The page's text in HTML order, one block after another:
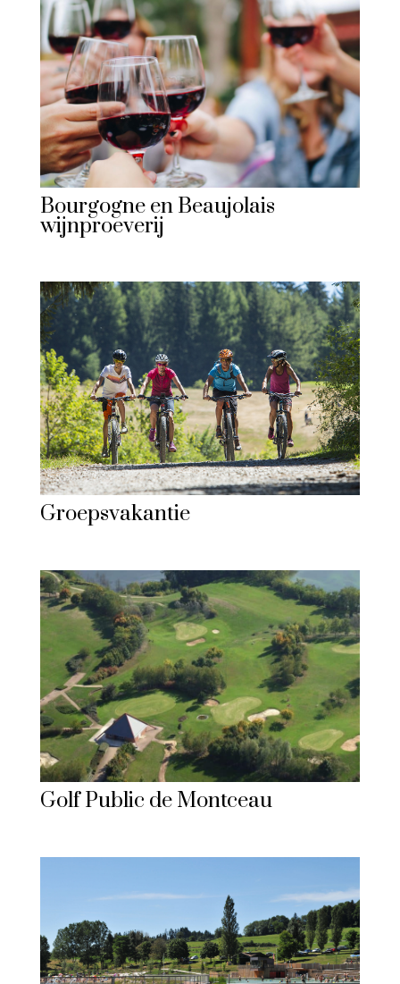
Bourgogne en Beaujolais
wijnproeverij
Groepsvakantie
Golf Public de Montceau